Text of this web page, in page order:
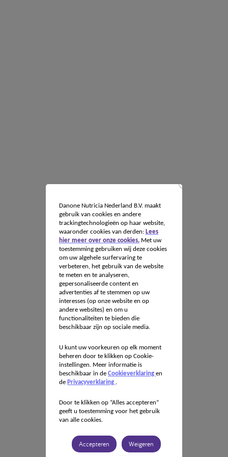
Danone Nutricia Nederland B.V. maakt
gebruik van cookies en andere
trackingtechnologieën op haar website,
waaronder cookies van derden: Lees
hier meer over onze cookies.Met uw
toestemming gebruiken wij deze cookies
om uw algehele surfervaring te
verbeteren, het gebruik van de website
te meten en te analyseren,
gepersonaliseerde content en
advertenties af te stemmen op uw
interesses (op onze website en op
andere websites) en om u
functionaliteiten te bieden die
beschikbaar zijn op sociale media.
U kunt uw voorkeuren op elk moment
beheren door te klikken op Cookie-
instellingen. Meer informatie is
beschikbaar in de Cookieverklaring en
de Privacyverklaring .
Door te klikken op “Alles accepteren”
geeft u toestemming voor het gebruik
van alle cookies.
Accepteren Weigeren